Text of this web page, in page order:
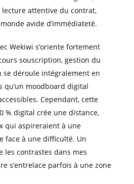
attentive du contrat,
avide d’immédiateté.
Wekiwi s’oriente fortement
souscription, gestion du
déroule intégralement en
qu’un moodboard digital
Cependant, cette
% digital crée une distance,
qui aspireraient à une
face à une difficulté. Un
les contrastes dans mes
s’entrelace parfois à une zone